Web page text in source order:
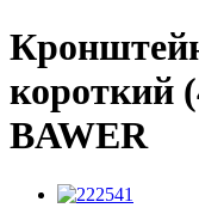
короткий
BAWER